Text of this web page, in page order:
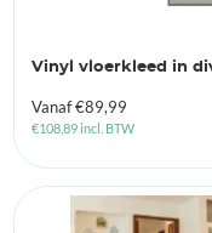
Vinyl vloerkleed in
Vanaf€89,99
€108,89incl. BTW